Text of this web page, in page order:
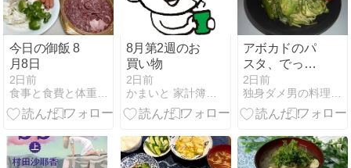
今日の御飯 8
月8日
2日前
食事と食費と体重のブログ
8月第2週のお
買い物
2日前
かまいと 家計簿書こうクラブ
アボカドのパ
スタ、でっか
いキャラメル
コーンどっさ
りパック
2日前
独身ダメ男の料理＆家事の備忘録 - 楽天ブログ